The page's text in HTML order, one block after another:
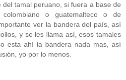
del tamal peruano, si fuera a base de
o guatemalteco o de
ver la bandera del país, así
y se les llama así, esos tamales
esta ahí la bandera nada mas, así
yo por lo menos.